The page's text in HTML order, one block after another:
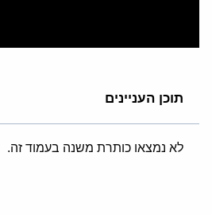
תוכן העניינים
לא נמצאו כותרת משנה בעמוד זה.